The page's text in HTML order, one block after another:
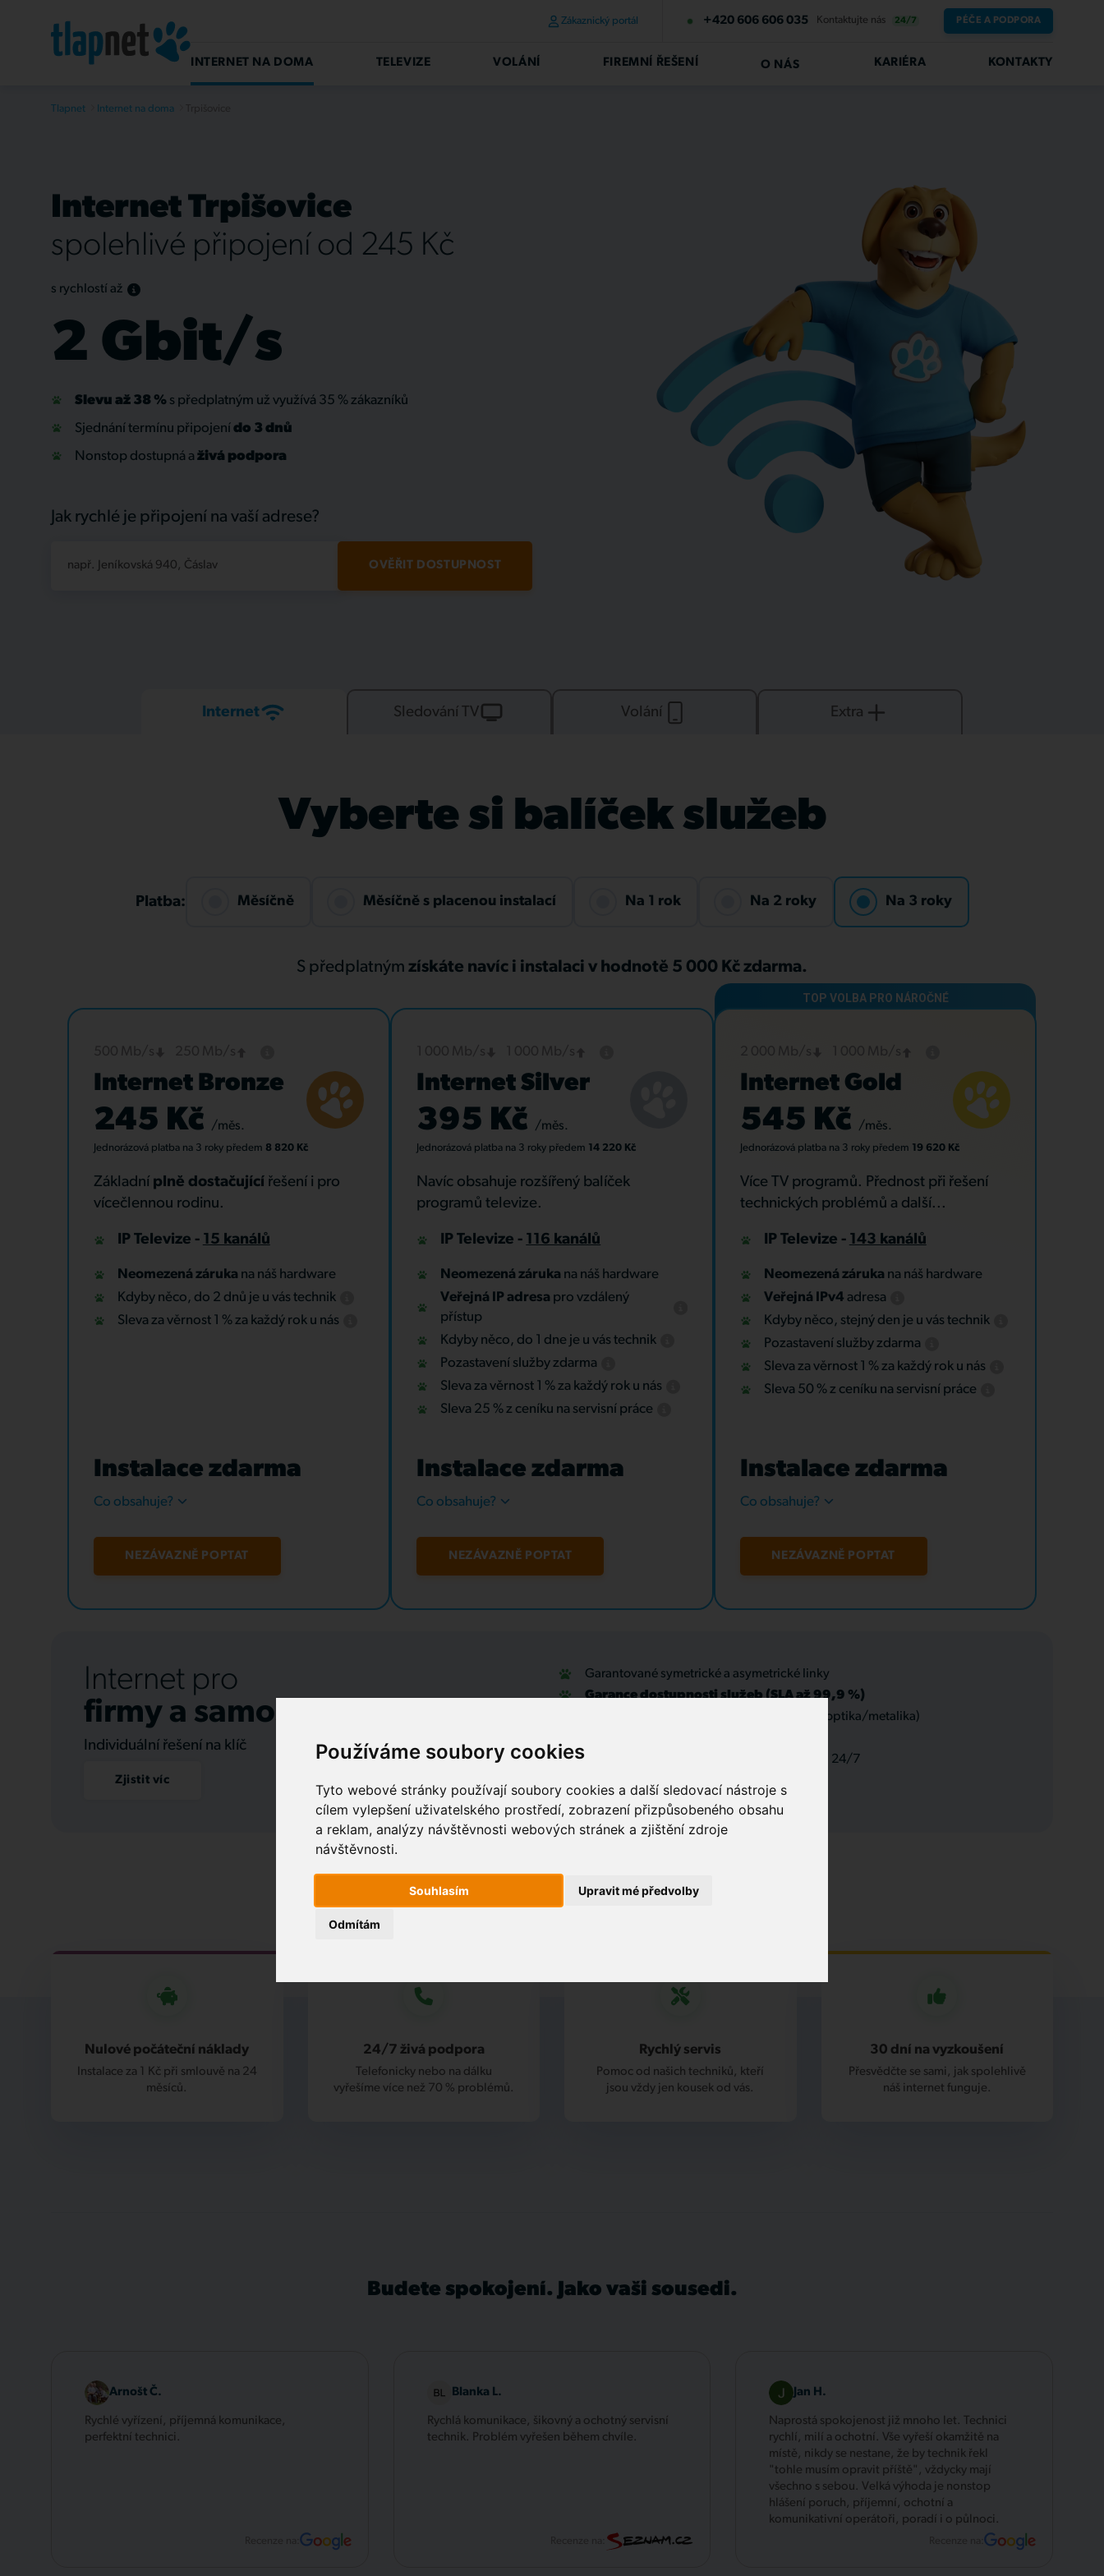
Používáme soubory cookies
Tyto webové stránky používají soubory cookies a další sledovací nástroje s
cílem vylepšení uživatelského prostředí, zobrazení přizpůsobeného obsahu
a reklam, analýzy návštěvnosti webových stránek a zjištění zdroje
návštěvnosti.
Souhlasím
Odmítám
Upravit mé předvolby
Zákaznický portál +420 606 606 035 Kontaktujte nás 24/7 PÉČE A PODPORA
INTERNET NA DOMA TELEVIZE VOLÁNÍ FIREMNÍ ŘEŠENÍ O NÁS KARIÉRA KONTAKTY
Tlapnet Internet na doma
Internet Trpišovice
spolehlivé připojení od 245 Kč
s rychlostí až
2 Gbit/s
Slevu až 38 % s předplatným už využívá 35 % zákazníků
Sjednání termínu připojení do 3 dnů
Nonstop dostupná a živá podpora
Jak rychlé je připojení na vaší adrese?
např. Jeníkovská 940, Čáslav OVĚŘIT DOSTUPNOST
Internet Sledování TV Volání Extra
Vyberte si balíček služeb
Platba: Měsíčně Měsíčně s placenou instalací Na 1 rok Na 2 roky Na 3 roky
S předplatným získáte navíc i instalaci v hodnotě 5 000 Kč zdarma.
Internet Bronze
245 Kč /měs.
Jednorázová platba na 3 rokypředem 8 820 Kč
Základní plně dostačující řešení i pro
vícečlennou rodinu.
IP Televize - 15 kanálů
Neomezená záruka na náš hardware
Kdyby něco, do 2 dnů je u vás technik
Sleva za věrnost 1 % za každý rok u nás
Instalace zdarma
Co obsahuje?
NEZÁVAZNĚ POPTAT
Internet Silver
395 Kč /měs.
Jednorázová platba na 3 roky předem 14 220 Kč
Navíc obsahuje rozšířený balíček
programů televize.
IP Televize - 116 kanálů
Neomezená záruka na náš hardware
Veřejná IP adresa pro vzdálený
přístup
Kdyby něco, do 1 dne je u vás technik
Pozastavení služby zdarma
Sleva za věrnost 1 % za každý rok u nás
Sleva 25 % z ceníku na servisní práce
Instalace zdarma
Co obsahuje?
NEZÁVAZNĚ POPTAT
Internet Gold
545 Kč /měs.
Jednorázová platba na 3 rokypředem 19 620 Kč
Více TV programů. Přednost při řešení
technických problémů a další...
IP Televize - 143 kanálů
Neomezená záruka na náš hardware
Veřejná IPv4 adresa
Kdyby něco, stejný den je u vás technik
Pozastavení služby zdarma
Sleva za věrnost 1 % za každý rok u nás
Sleva 50 % z ceníku na servisní práce
Instalace zdarma
Co obsahuje?
NEZÁVAZNĚ POPTAT
Internet pro
firmy a samosprávu
Individuální řešení na klíč
Zjistit víc
Garantované symetrické a asymetrické linky
Garance dostupnosti služeb (SLA až 99,9 %)
Optické přípojky a interní datové rozvody (optika/metalika)
IT outsourcing, správa sítí a servis, podpora 24/7
Nulové počáteční náklady
Instalace za 1 Kč při smlouvě na 24
měsíců.
24/7 živá podpora
Telefonicky nebo na dálku
vyřešíme více než 70 % problémů.
Rychlý servis
Pomoc od našich techniků, kteří
jsou vždy jen kousek od vás.
30 dní na vyzkoušení
Přesvědčte se sami, jak spolehlivě
náš internet funguje.
Budete spokojení. Jako vaši sousedi.
Arnošt Č.
Rychlé vyřízení, příjemná komunikace,
perfektní technici.
Blanka L.
Rychlá komunikace, šikovný a ochotný servisní
technik. Problém vyřešen během chvíle.
Jan H.
Naprostá spokojenost již mnoho let. Technici
rychlí, milí a ochotní. Vše vyřeší okamžitě na
místě, nikdy se nestane, že by technik řekl
"tohle musím opravit příště", vždycky mají
všechno s sebou. Velká výhoda je nonstop
hlášení poruch, příjemní, ochotní a
komunikativní operátoři, poradí i o půlnoci.
Recenze na: